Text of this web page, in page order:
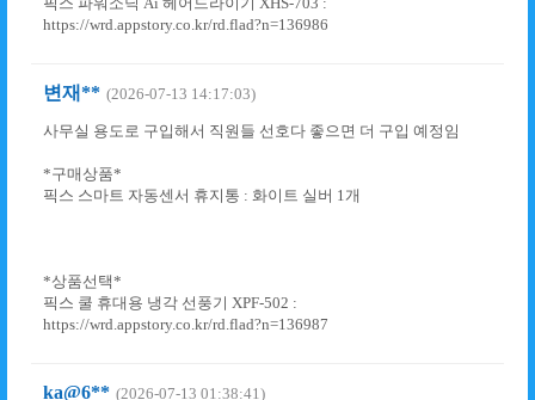
https://wrd.appstory.co.kr/rd.flad?n=136986
변재** (2026-07-13 14:17:03)
사무실 용도로 구입해서 직원들 선호다 좋으면 더 구입 예정임
*구매상품*
픽스 스마트 자동센서 휴지통 : 화이트 실버 1개
*상품선택*
픽스 쿨 휴대용 냉각 선풍기 XPF-502 :
https://wrd.appstory.co.kr/rd.flad?n=136987
ka@6** (2026-07-13 01:38:41)